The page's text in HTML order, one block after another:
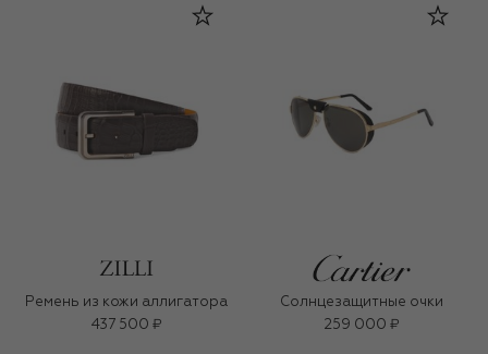
Ремень из кожи аллигатора
437 500 ₽
Солнцезащитные очки
259 000 ₽